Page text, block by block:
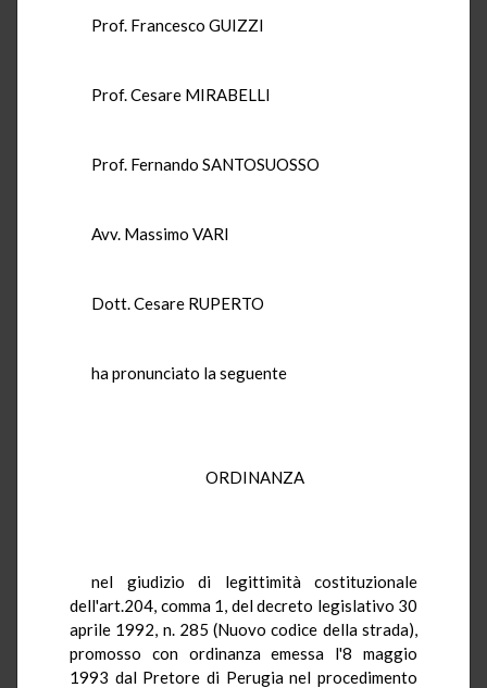
Prof. Francesco GUIZZI
Prof. Cesare MIRABELLI
Prof. Fernando SANTOSUOSSO
Avv. Massimo VARI
Dott. Cesare RUPERTO
ha pronunciato la seguente
ORDINANZA
nel giudizio di legittimità costituzionale
dell'art.204, comma 1, del decreto legislativo 30
aprile 1992, n. 285 (Nuovo codice della strada),
promosso con ordinanza emessa l'8 maggio
1993 dal Pretore di Perugia nel procedimento